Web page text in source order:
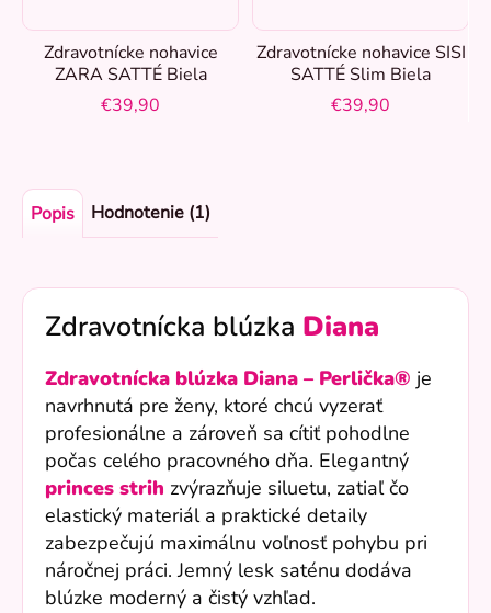
Zdravotnícke nohavice
ZARA SATTÉ Biela
€39,90
Zdravotnícke nohavice SISI
SATTÉ Slim Biela
€39,90
Popis Hodnotenie (1)
Zdravotnícka blúzka Diana
Zdravotnícka blúzka Diana – Perlička® je
navrhnutá pre ženy, ktoré chcú vyzerať
profesionálne a zároveň sa cítiť pohodlne
počas celého pracovného dňa. Elegantný
princes strih zvýrazňuje siluetu, zatiaľ čo
elastický materiál a praktické detaily
zabezpečujú maximálnu voľnosť pohybu pri
náročnej práci. Jemný lesk saténu dodáva
blúzke moderný a čistý vzhľad.